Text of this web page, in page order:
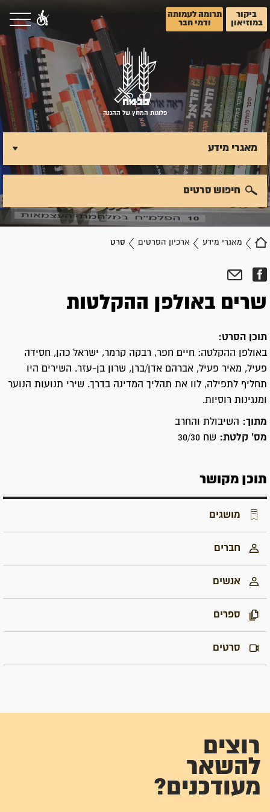
ביקור
במוזיאון
תרומה לעמותה
ודמי חבר
פלוגות המחץ של ההגנה
מאגרי מידע ארכיון הסרטים סרט
מאגרי מידע
חיפוש סרטים
שרים באולפן ההקלטות
תוכן הסרט:
באולפן ההקלטה: חיים חפר, רבקה קרמר, ישראל כהן, חסידה
פעיל, מאיר פעיל, אברהם אדן/ברן, שרון בן-עזר. השירים היו
תחליף לתפילה, לוו את תהליך המדינה בדרך. שירי תנועות הנוער
ומנגינות רוסיות.
מתוך:
השיבולת והחרב
מס' קלטת: שח 30/30
תוכן מקושר
מושגים
חברים
אנשים
ספרים
סרטים
רוצים
להשאר
מעודכנים?